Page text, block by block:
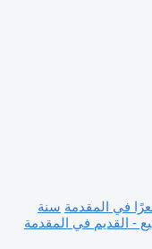
في المقدمة سنة
- القديم في المقدمة